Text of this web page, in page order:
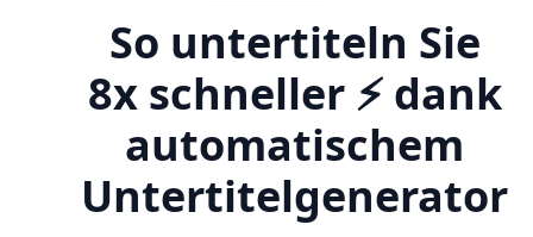
So untertiteln Sie
8x schneller ⚡️ dank
automatischem
Untertitelgenerator